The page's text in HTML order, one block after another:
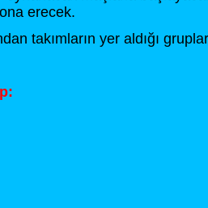
erecek.
takımların yer aldığı